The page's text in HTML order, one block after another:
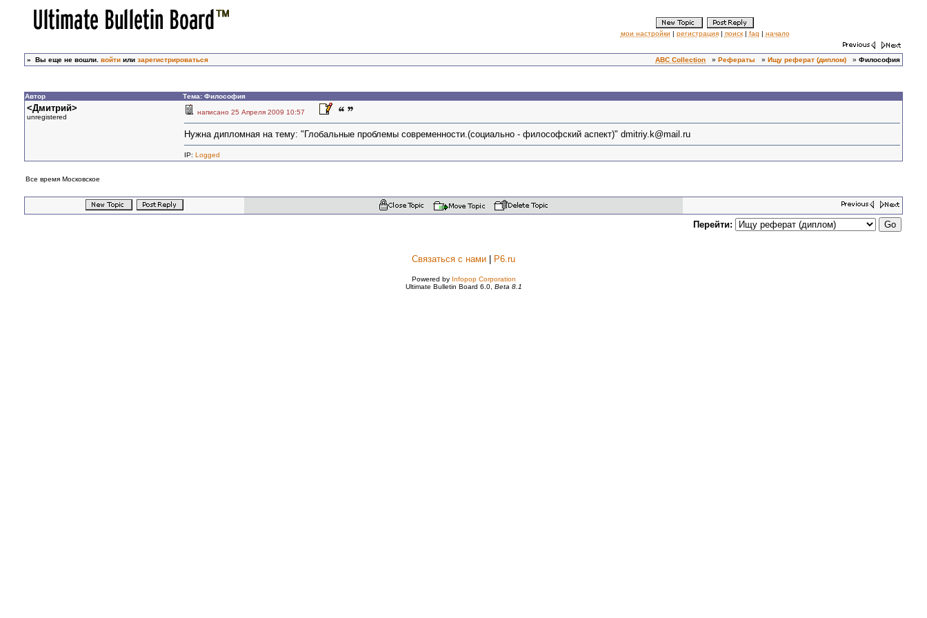
мои настройки | регистрация| поиск| faq | начало
» Вы еще не вошли. войти или зарегистрироваться ABC Collection » Рефераты » Ищу реферат (диплом) » Философия
Автор Тема: Философия
<Дмитрий>
unregistered
написано 25 Апреля 2009 10:57
Нужна дипломная на тему: "Глобальные проблемы современности.(социально - философский аспект)" dmitriy.k@mail.ru
IP: Logged
Все время Московское
Перейти:
Связаться с нами P6.ru
Powered by Infopop Corporation
Ultimate Bulletin Board 6.0, Beta 8.1